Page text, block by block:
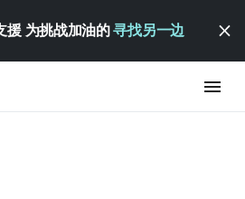
援 为挑战加油的寻找另一边